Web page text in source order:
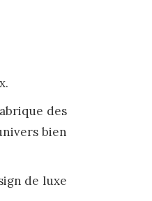
des
bien
de luxe